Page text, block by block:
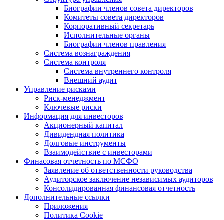
Биографии членов совета директоров
Комитеты совета директоров
Корпоративный секретарь
Исполнительные органы
Биографии членов правления
Система вознаграждения
Система контроля
Система внутреннего контроля
Внешний аудит
Управление рисками
Риск-менеджмент
Ключевые риски
Информация для инвесторов
Акционерный капитал
Дивидендная политика
Долговые инструменты
Взаимодействие с инвеcторами
Финасовая отчетность по МСФО
Заявление об ответственности руководства
Аудиторское заключение независимых аудиторов
Консолидированная финансовая отчетность
Дополнительные ссылки
Приложения
Политика Cookie